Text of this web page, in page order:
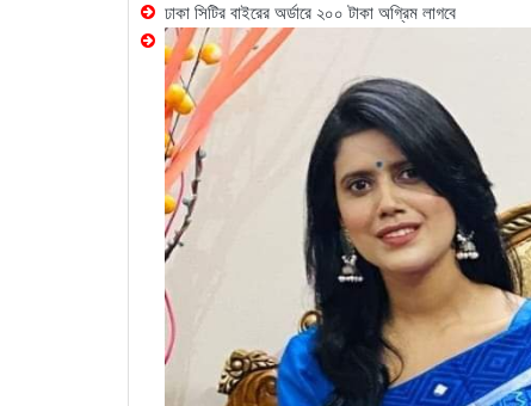
ঢাকা সিটির বাইরের অর্ডারে ২০০ টাকা অগ্রিম লাগবে